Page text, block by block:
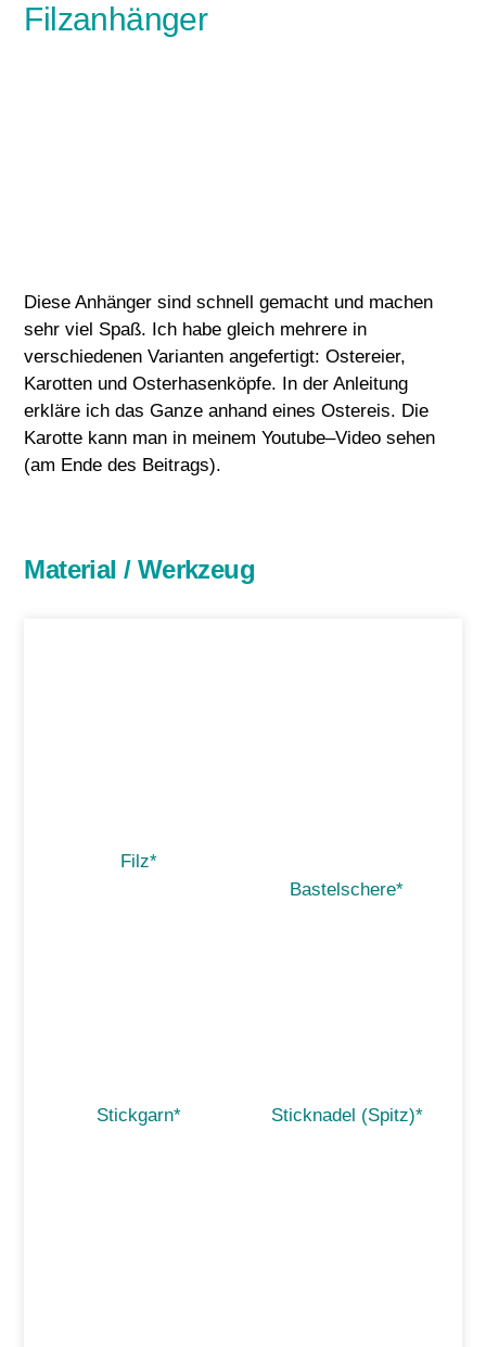
Filzanhänger
Diese Anhänger sind schnell gemacht und machen
sehr viel Spaß. Ich habe gleich mehrere in
verschiedenen Varianten angefertigt: Ostereier,
Karotten und Osterhasenköpfe. In der Anleitung
erkläre ich das Ganze anhand eines Ostereis. Die
Karotte kann man in meinem Youtube–Video sehen
(am Ende des Beitrags).
Material / Werkzeug
Filz*
Bastelschere*
Stickgarn* Sticknadel (Spitz)*